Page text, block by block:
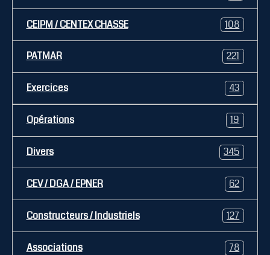
CEIPM / CENTEX CHASSE 108
PATMAR 221
Exercices 43
Opérations 19
Divers 345
CEV / DGA / EPNER 62
Constructeurs / Industriels 127
Associations 78